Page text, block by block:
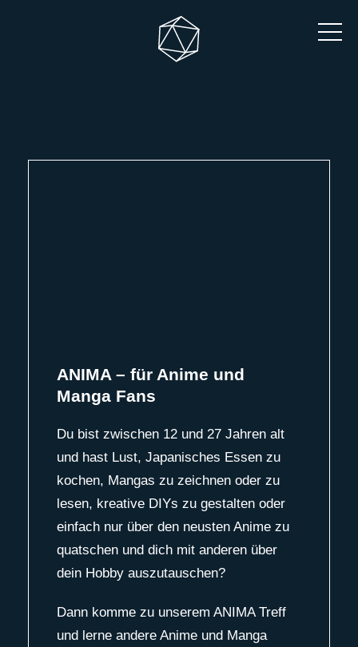
ANIMA – für Anime und
Manga Fans
Du bist zwischen 12 und 27 Jahren alt
und hast Lust, Japanisches Essen zu
kochen, Mangas zu zeichnen oder zu
lesen, kreative DIYs zu gestalten oder
einfach nur über den neusten Anime zu
quatschen und dich mit anderen über
dein Hobby auszutauschen?
Dann komme zu unserem ANIMA Treff
und lerne andere Anime und Manga